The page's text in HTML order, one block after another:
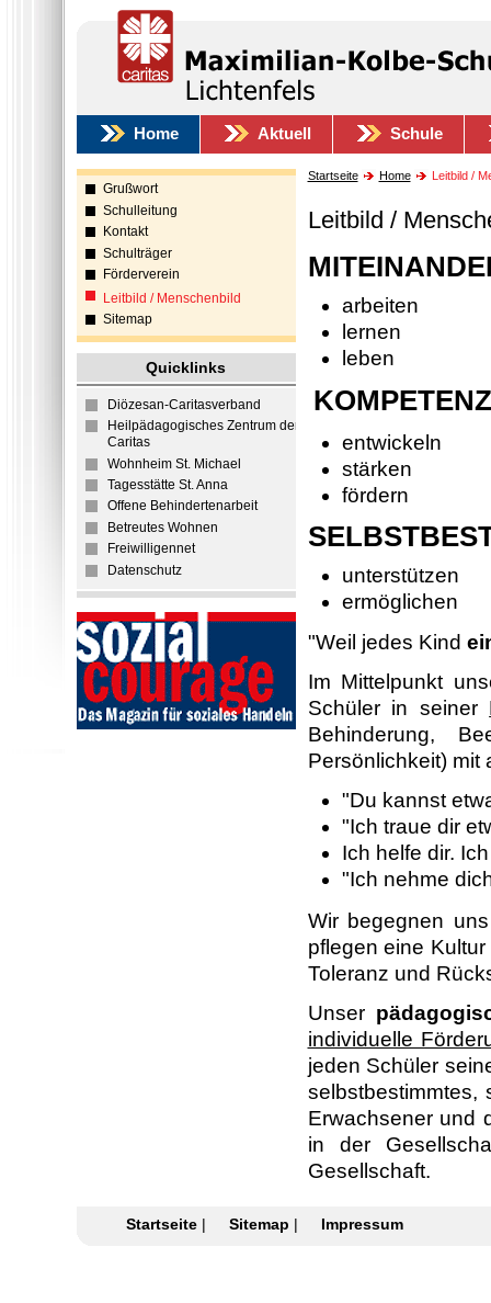
Home Aktuell Schule
Grußwort
Schulleitung
Kontakt
Schulträger
Förderverein
Leitbild / Menschenbild
Sitemap
Quicklinks
Diözesan-Caritasverband
Heilpädagogisches Zentrum der
Caritas
Wohnheim St. Michael
Tagesstätte St. Anna
Offene Behindertenarbeit
Betreutes Wohnen
Freiwilligennet
Datenschutz
Startseite Home Leitbild /
Leitbild /
arbeiten
lernen
leben
entwickeln
stärken
fördern
unterstützen
ermöglichen
"Weil jedes Kind
Im Mittelpunkt
Schüler in seiner
Behinderung,
Persönlichkeit) mit
"Du kannst
"Ich traue dir
Ich helfe dir.
"Ich nehme
Wir begegnen
pflegen eine
Toleranz und
Unser
individuelle
jeden Schüler
selbstbestimmtes,
Erwachsener und
in der
Gesellschaft.
Startseite| Sitemap | Impressum